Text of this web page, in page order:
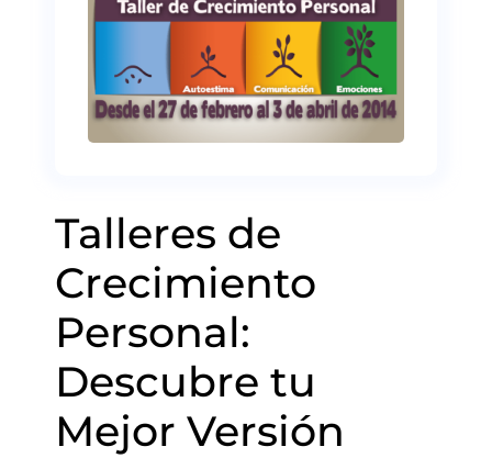
Talleres de
Crecimiento
Personal:
Descubre tu
Mejor Versión